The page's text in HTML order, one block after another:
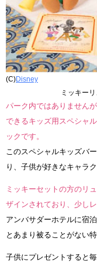
(C)Disney
ミッキー
パーク内ではありません
できるキッズ用スペシャ
ックです。
このスペシャルキッズバ
り、子供が好きなキャラ
ミッキーセットの方のリ
ザインされており、少し
アンバサダーホテルに宿
とあまり被ることがない
子供にプレゼントすると